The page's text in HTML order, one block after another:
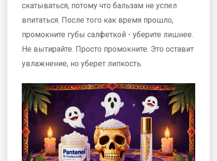
скатываться, потому что бальзам не успел
впитаться. После того как время прошло,
промокните губы салфеткой - уберите лишнее.
Не вытирайте. Просто промокните. Это оставит
увлажнение, но уберет липкость.